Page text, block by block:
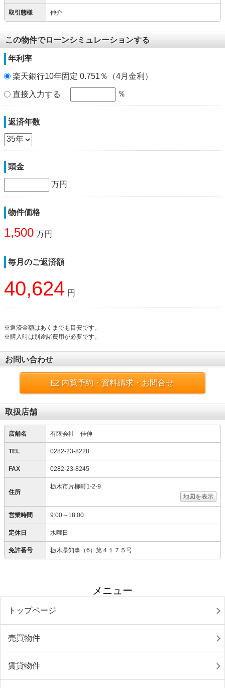
取引態様 仲介
この物件でローンシミュレーションする
年利率
楽天銀行10年固定 0.751％（4月金利）
直接入力する ％
返済年数
頭金
万円
物件価格
1,500 万円
毎月のご返済額
40,624 円
※返済金額はあくまでも目安です。
※購入時は別途諸費用が必要です。
お問い合わせ
内覧予約・資料請求・お問合せ
取扱店舗
店舗名 有限会社 佳伸
TEL 0282-23-8228
FAX 0282-23-8245
住所
栃木市片柳町1-2-9
地図を表示
営業時間 9:00～18:00
定休日 水曜日
免許番号 栃木県知事（6）第４１７５号
メニュー
トップページ
売買物件
賃貸物件